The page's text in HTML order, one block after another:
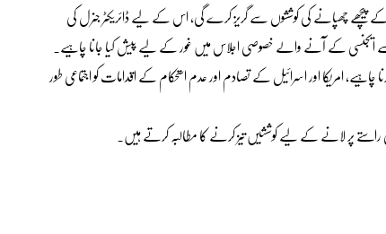
چھپانے کی کوششوں سے گریز کرے گی، اس کے لیے ڈائریکٹر جنرل کی
کے آنے والے خصوصی اجلاس میں غور کے لیے پیش کیا جانا چاہیے۔
چاہیے، امریکا اور اسرائیل کے تصادم اور عدم استحکام کے اقدامات کو اجتماعی طور
پر لانے کے لیے کوششیں تیز کرنے کا مطالبہ کرتے ہیں۔